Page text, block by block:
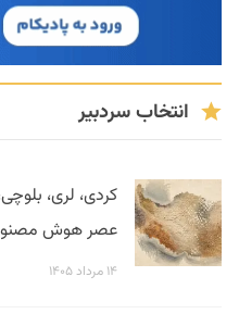
انتخاب سردبیر
کردی، لری،
عصر هوش مصنوعی
۱۴ مرداد ۱۴۰۵